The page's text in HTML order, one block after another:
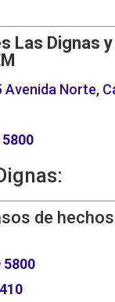
Las Dignas
Avenida Norte,
de
5800